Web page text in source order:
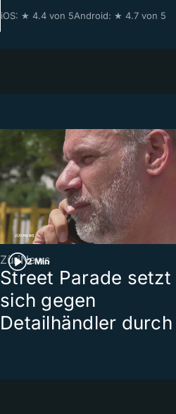
iOS: ★ 4.4 von 5Android: ★ 4.7 von 5
2 Min
ZüriNews
Street Parade setzt
sich gegen
Detailhändler durch